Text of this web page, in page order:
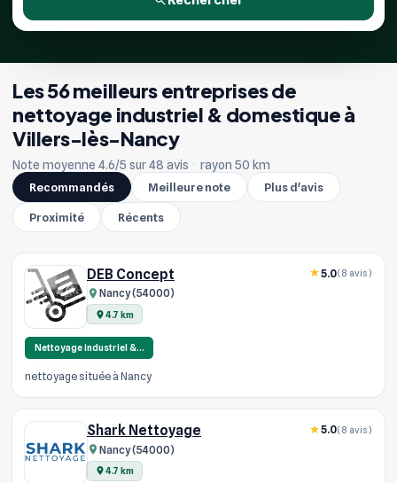
Les 56 meilleurs entreprises de
nettoyage industriel & domestique à
Villers-lès-Nancy
Note moyenne 4.6/5 sur 48 avis · rayon 50 km
Recommandés
Meilleure note Plus d'avis
Proximité Récents
DEB Concept
Nancy (54000)
4.7 km
5.0(8 avis)
Nettoyage industriel &…
nettoyage située à Nancy
Shark Nettoyage
Nancy (54000)
4.7 km
5.0(8 avis)